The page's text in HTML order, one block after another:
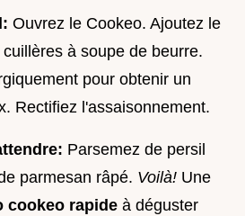
Ouvrez le Cookeo. Ajoutez le
à soupe de beurre.
pour obtenir un
Rectifiez l'assaisonnement.
Parsemez de persil
parmesan râpé. Voilà! Une
cookeo rapide à déguster